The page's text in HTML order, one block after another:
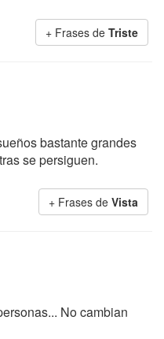
+ Frases de Triste
bastante grandes
se persiguen.
+ Frases de Vista
No cambian